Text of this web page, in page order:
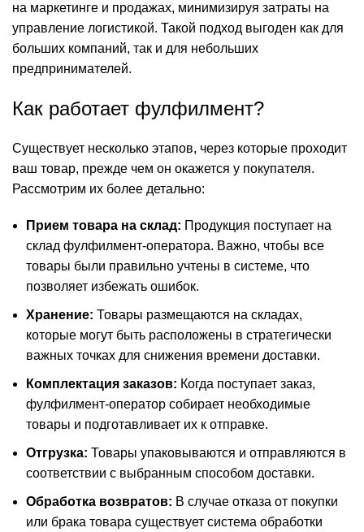
на маркетинге и продажах, минимизируя затраты на
управление логистикой. Такой подход выгоден как для
больших компаний, так и для небольших
предпринимателей.
Как работает фулфилмент?
Существует несколько этапов, через которые проходит
ваш товар, прежде чем он окажется у покупателя.
Рассмотрим их более детально:
Прием товара на склад: Продукция поступает на
склад фулфилмент-оператора. Важно, чтобы все
товары были правильно учтены в системе, что
позволяет избежать ошибок.
Хранение: Товары размещаются на складах,
которые могут быть расположены в стратегически
важных точках для снижения времени доставки.
Комплектация заказов: Когда поступает заказ,
фулфилмент-оператор собирает необходимые
товары и подготавливает их к отправке.
Отгрузка: Товары упаковываются и отправляются в
соответствии с выбранным способом доставки.
Обработка возвратов: В случае отказа от покупки
или брака товара существует система обработки